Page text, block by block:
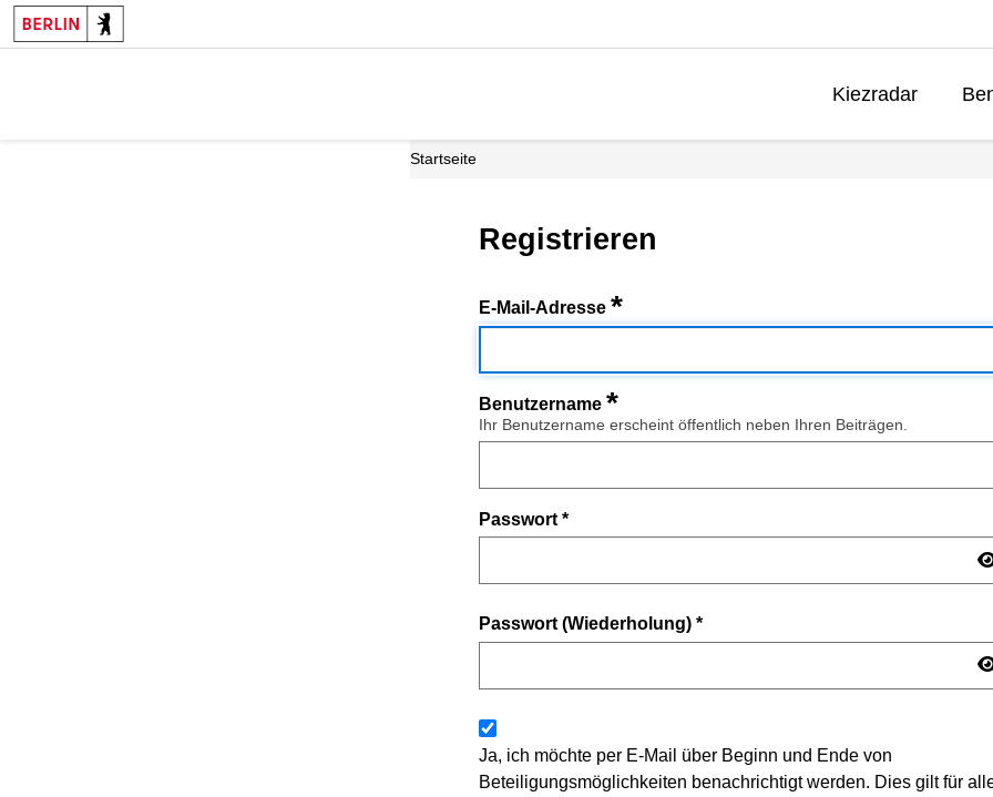
Kiezradar
Startseite
Registrieren
E-Mail-Adresse *
Benutzername *
Ihr Benutzername erscheint öffentlich neben Ihren Beiträgen.
Passwort *
Passwort (Wiederholung) *
Ja, ich möchte per E-Mail über Beginn und Ende von
Beteiligungsmöglichkeiten benachrichtigt werden. Dies gilt für